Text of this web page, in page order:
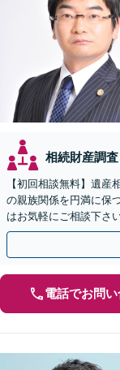
相続財産調
【初回相談無料】遺産
の親族関係を円満に保
はお気軽にご相談下さ
も承っています。
電話でお問